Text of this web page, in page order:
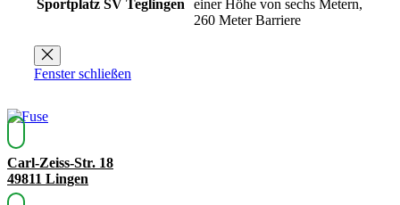
Sportplatz SV Teglingen
einer Höhe von sechs Metern,
260 Meter Barriere
Fenster schließen
Carl-Zeiss-Str. 18
49811 Lingen